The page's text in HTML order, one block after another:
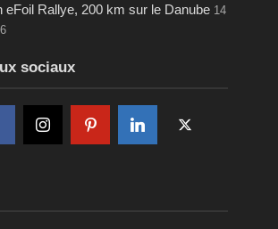
eFoil Rallye, 200 km sur le Danube 14
sociaux